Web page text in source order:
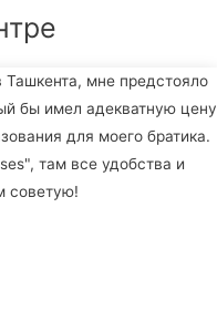
Ташкента, мне предстояло
бы имел адекватную цену
для моего братика.
там все удобства и
советую!